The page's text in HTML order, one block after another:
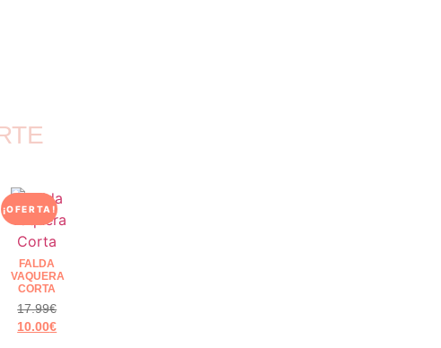
¡OFERTA!
FALDA
VAQUERA
CORTA
17.99€
10.00€